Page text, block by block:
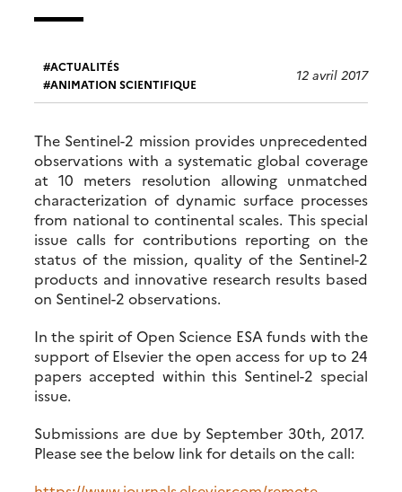
ACTUALITÉS
ANIMATION SCIENTIFIQUE
12 avril 2017
The Sentinel-2 mission provides unprecedented
observations with a systematic global coverage
at 10 meters resolution allowing unmatched
characterization of dynamic surface processes
from national to continental scales. This special
issue calls for contributions reporting on the
status of the mission, quality of the Sentinel-2
products and innovative research results based
on Sentinel-2 observations.
In the spirit of Open Science ESA funds with the
support of Elsevier the open access for up to 24
papers accepted within this Sentinel-2 special
issue.
Submissions are due by September 30th, 2017.
Please see the below link for details on the call: